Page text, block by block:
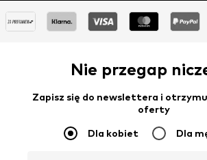
Nie przegap
Zapisz się do newslettera i
oferty
Dla kobiet Dla